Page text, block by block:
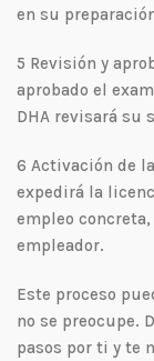
en su
5 Revisión y
aprobado el
DHA revisará su
6 Activación de
expedirá la
empleo
empleador.
Este proceso
no se preocupe.
pasos por ti y te